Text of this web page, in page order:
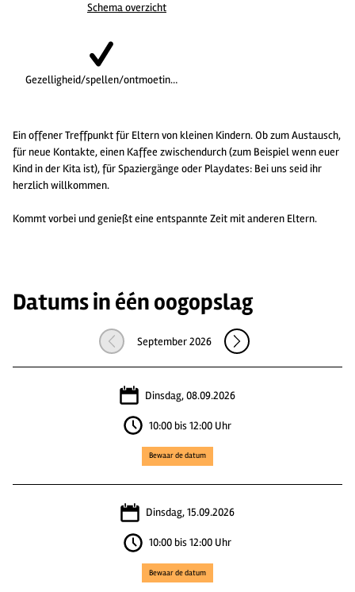
Schema overzicht
Gezelligheid/spellen/ontmoetin…
Ein offener Treffpunkt für Eltern von kleinen Kindern. Ob zum Austausch,
für neue Kontakte, einen Kaffee zwischendurch (zum Beispiel wenn euer
Kind in der Kita ist), für Spaziergänge oder Playdates: Bei uns seid ihr
herzlich willkommen.
Kommt vorbei und genießt eine entspannte Zeit mit anderen Eltern.
Datums in één oogopslag
September 2026
Dinsdag, 08.09.2026
10:00 bis 12:00 Uhr
Bewaar de datum
Dinsdag, 15.09.2026
10:00 bis 12:00 Uhr
Bewaar de datum